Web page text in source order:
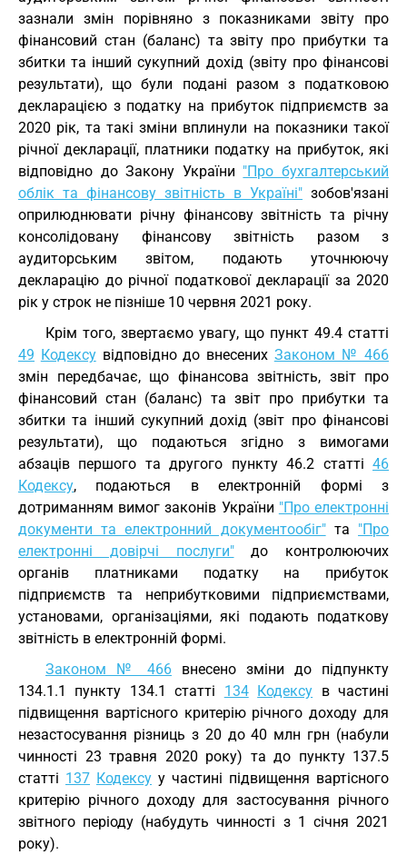
зазнали змін порівняно з показниками звіту про
фінансовий стан (баланс) та звіту про прибутки та
збитки та інший сукупний дохід (звіту про фінансові
результати), що були подані разом з податковою
декларацією з податку на прибуток підприємств за
2020 рік, та такі зміни вплинули на показники такої
річної декларації, платники податку на прибуток, які
відповідно до Закону України "Про бухгалтерський
облік та фінансову звітність в Україні" зобов'язані
оприлюднювати річну фінансову звітність та річну
консолідовану фінансову звітність разом з
аудиторським звітом, подають уточнюючу
декларацію до річної податкової декларації за 2020
рік у строк не пізніше 10 червня 2021 року.
Крім того, звертаємо увагу, що пункт 49.4 статті
49 Кодексувідповідно до внесених Законом № 466
змін передбачає, що фінансова звітність, звіт про
фінансовий стан (баланс) та звіт про прибутки та
збитки та інший сукупний дохід (звіт про фінансові
результати), що подаються згідно з вимогами
абзаців першого та другого пункту 46.2 статті 46
Кодексу, подаються в електронній формі з
дотриманням вимог законів України "Про електронні
документи та електронний документообіг"та "Про
електронні довірчі послуги"до контролюючих
органів платниками податку на прибуток
підприємств та неприбутковими підприємствами,
установами, організаціями, які подають податкову
звітність в електронній формі.
Законом № 466 внесено зміни до підпункту
134.1.1 пункту 134.1 статті 134 Кодексу в частині
підвищення вартісного критерію річного доходу для
незастосування різниць з 20 до 40 млн грн (набули
чинності 23 травня 2020 року) та до пункту 137.5
статті 137 Кодексу у частині підвищення вартісного
критерію річного доходу для застосування річного
звітного періоду (набудуть чинності з 1 січня 2021
року).